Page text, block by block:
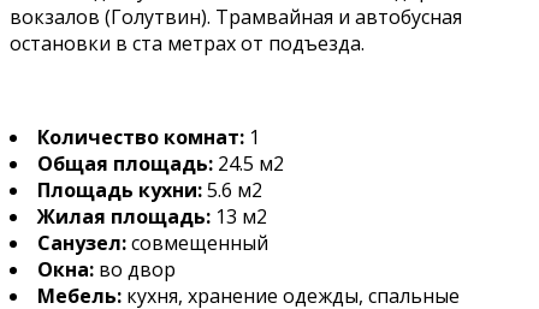
вокзалов (Голутвин). Трамвайная и автобусная
остановки в ста метрах от подъезда.
Количество комнат: 1
Общая площадь: 24.5 м2
Площадь кухни:5.6 м2
Жилая площадь: 13 м2
Санузел:совмещенный
Окна: во двор
Мебель: кухня, хранение одежды, спальные